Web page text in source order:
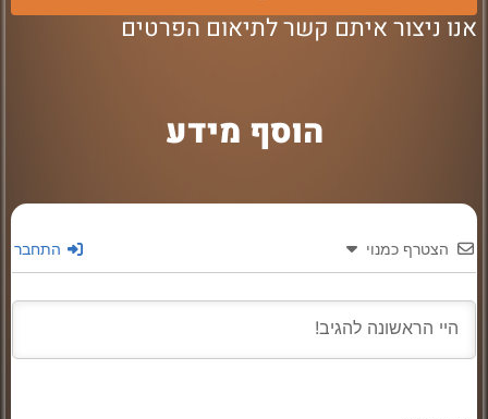
אנו ניצור איתם קשר לתיאום הפרטים
הוסף מידע
הצטרף כמנוי התחבר